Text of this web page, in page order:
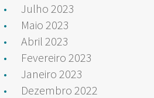
Julho 2023
Maio 2023
Abril 2023
Fevereiro 2023
Janeiro 2023
Dezembro 2022